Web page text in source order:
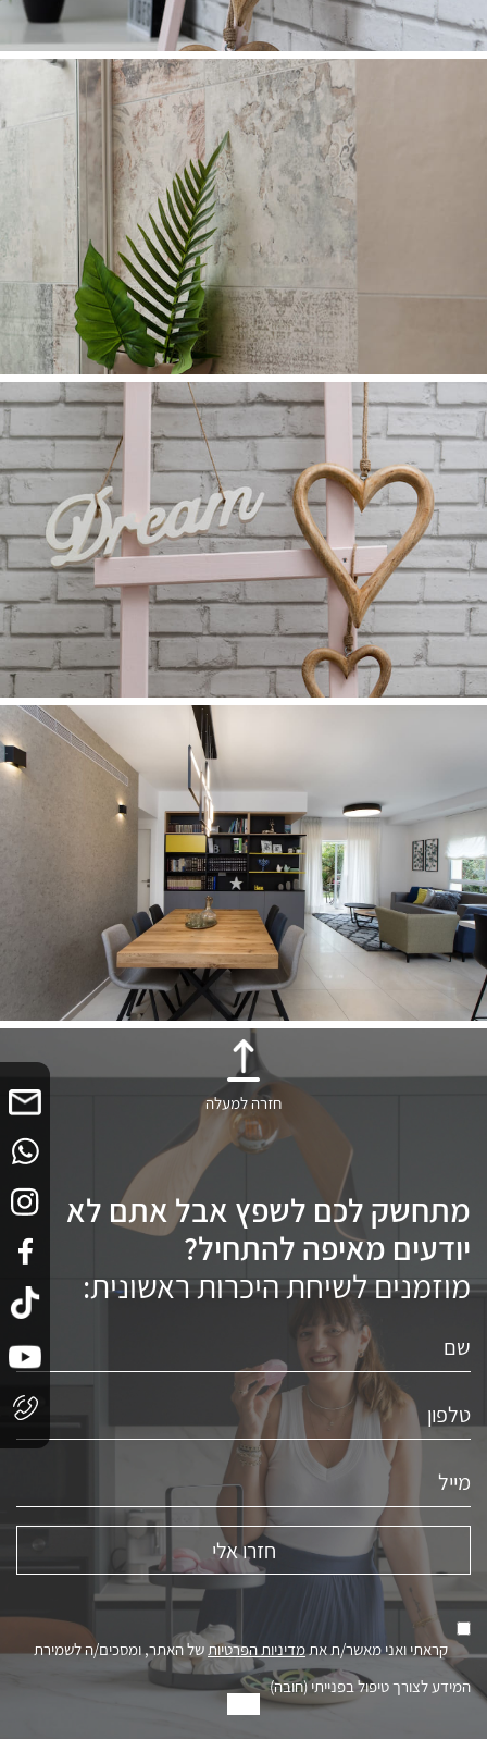
חזרה למעלה
מתחשק לכם לשפץ אבל אתם לא
יודעים מאיפה להתחיל?
מוזמנים לשיחת היכרות ראשונית:
קראתי ואני מאשר/ת את מדיניות הפרטיות של האתר, ומסכים/ה לשמירת
המידע לצורך טיפול בפנייתי (חובה)